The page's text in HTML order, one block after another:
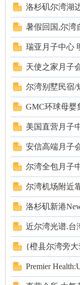
人
洛杉矶尔湾湖
暑假回国,尔湾
瑞亚月子中心
天使之家月子
尔湾别墅民宿/
GMC环球母婴
美国直营月子
安信高端月子
尔湾全包月子
尔湾机场附近
洛杉矶新港
近尔湾光谱.台
{橙县尔湾旁
Premier